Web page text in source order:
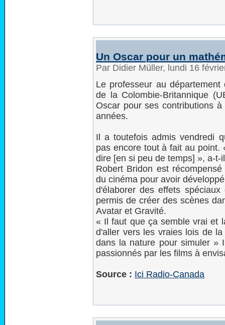
Un Oscar pour un
Par Didier Müller, lundi 16
Le professeur au
de la Colombie-Britannique
Oscar pour ses contributions
années.
Il a toutefois admis vendredi
pas encore tout à fait au point.
dire [en si peu de temps] », a-t-
Robert Bridon est
du cinéma pour avoir
d'élaborer des effets
permis de créer des scènes
Avatar et Gravité.
« Il faut que ça semble vrai et
d'aller vers les vraies lois de
dans la nature pour simuler »
passionnés par les films à
Source : Ici Radio-Canada